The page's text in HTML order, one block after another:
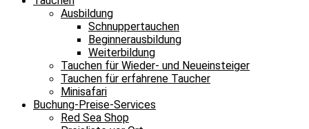
Ausbildung
Schnuppertauchen
Beginnerausbildung
Weiterbildung
Tauchen für Wieder- und Neueinsteiger
Tauchen für erfahrene Taucher
Minisafari
Buchung-Preise-Services
Red Sea Shop